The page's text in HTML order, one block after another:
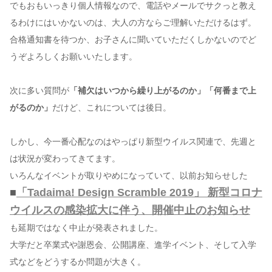
でもおもいっきり個人情報なので、電話やメールでサクっと教え
るわけにはいかないのは、大人の方ならご理解いただけるはず。
合格通知書を待つか、お子さんに聞いていただくしかないのでど
うぞよろしくお願いいたします。
次に多い質問が 「補欠はいつから繰り上がるのか」「何番まで上
がるのか」 だけど、これについては後日。
しかし、今一番心配なのはやっぱり新型ウイルス関連で、先週と
は状況が変わってきてます。
いろんなイベントが取りやめになっていて、以前お知らせした
■ 「Tadaima! Design Scramble 2019」 新型コロナ
ウイルスの感染拡大に伴う、開催中止のお知らせ
も延期ではなく中止が発表されました。
大学だと卒業式や謝恩会、公開講座、進学イベント、そして入学
式などをどうするか問題が大きく。